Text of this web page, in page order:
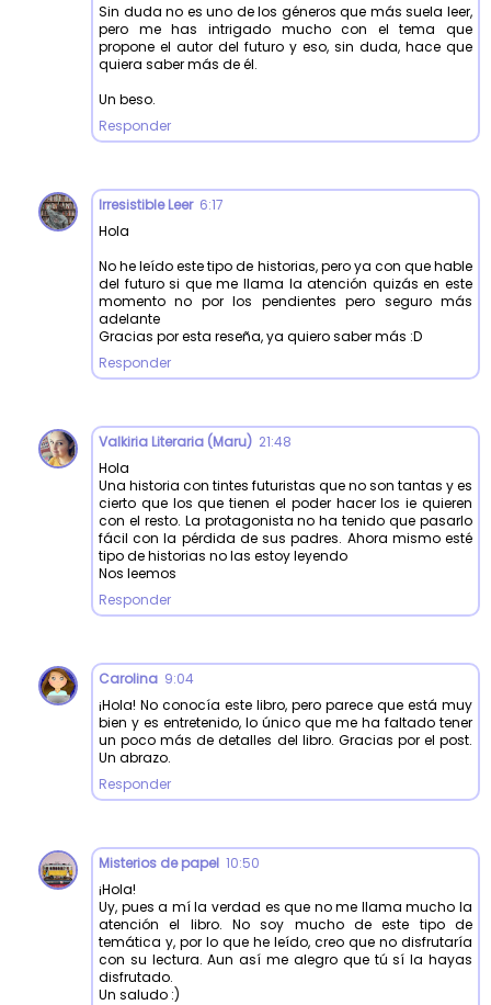
Sin duda no es uno de los géneros que más suela leer,
pero me has intrigado mucho con el tema que
propone el autor del futuro y eso, sin duda, hace que
quiera saber más de él.
Un beso.
Responder
Irresistible Leer 6:17
Hola
No he leído este tipo de historias, pero ya con que hable
del futuro si que me llama la atención quizás en este
momento no por los pendientes pero seguro más
adelante
Gracias por esta reseña, ya quiero saber más :D
Responder
Valkiria Literaria (Maru) 21:48
Hola
Una historia con tintes futuristas que no son tantas y es
cierto que los que tienen el poder hacer los ie quieren
con el resto. La protagonista no ha tenido que pasarlo
fácil con la pérdida de sus padres. Ahora mismo esté
tipo de historias no las estoy leyendo
Nos leemos
Responder
Carolina 9:04
¡Hola! No conocía este libro, pero parece que está muy
bien y es entretenido, lo único que me ha faltado tener
un poco más de detalles del libro. Gracias por el post.
Un abrazo.
Responder
Misterios de papel 10:50
¡Hola!
Uy, pues a mí la verdad es que no me llama mucho la
atención el libro. No soy mucho de este tipo de
temática y, por lo que he leído, creo que no disfrutaría
con su lectura. Aun así me alegro que tú sí la hayas
disfrutado.
Un saludo :)